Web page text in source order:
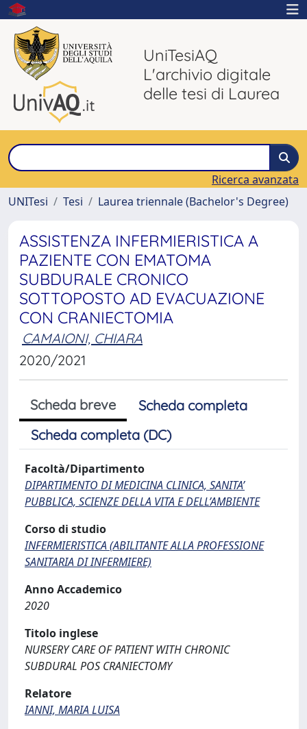
UniTesiAQ
L'archivio digitale
delle tesi di Laurea
Ricerca avanzata
UNITesi
Tesi Laurea triennale (Bachelor's Degree)
ASSISTENZA INFERMIERISTICA A
PAZIENTE CON EMATOMA
SUBDURALE CRONICO
SOTTOPOSTO AD EVACUAZIONE
CON CRANIECTOMIA
CAMAIONI, CHIARA
2020/2021
Scheda breve
Scheda completa
Scheda completa (DC)
Facoltà/Dipartimento
DIPARTIMENTO DI MEDICINA CLINICA, SANITA’
PUBBLICA, SCIENZE DELLA VITA E DELL’AMBIENTE
Corso di studio
INFERMIERISTICA (ABILITANTE ALLA PROFESSIONE
SANITARIA DI INFERMIERE)
Anno Accademico
2020
Titolo inglese
NURSERY CARE OF PATIENT WITH CHRONIC
SUBDURAL POS CRANIECTOMY
Relatore
IANNI, MARIA LUISA